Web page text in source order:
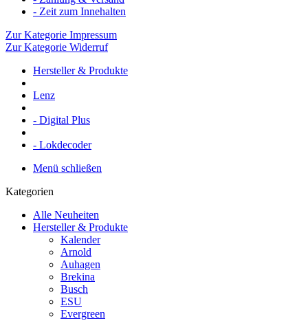
- Zeit zum Innehalten
Zur Kategorie Impressum
Zur Kategorie Widerruf
Hersteller & Produkte
Lenz
- Digital Plus
- Lokdecoder
Menü schließen
Kategorien
Alle Neuheiten
Hersteller & Produkte
Kalender
Arnold
Auhagen
Brekina
Busch
ESU
Evergreen